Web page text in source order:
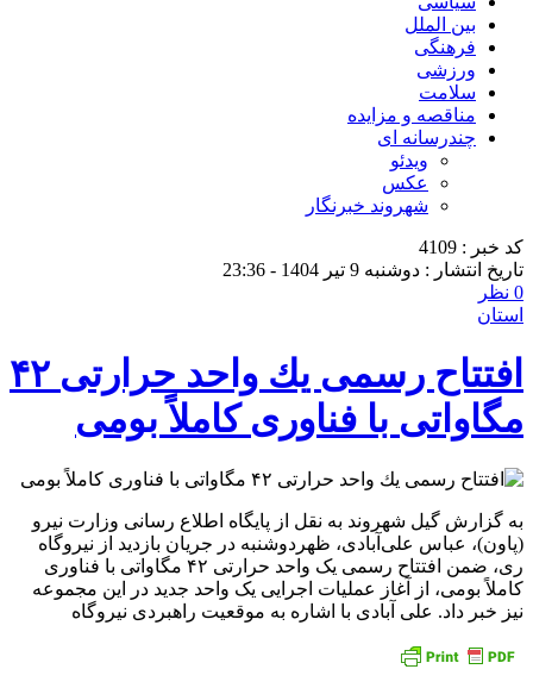
بین الملل
فرهنگی
ورزشی
سلامت
مناقصه و مزایده
چندرسانه ای
ویدئو
عکس
شهروند خبرنگار
کد خبر : 4109
تاریخ انتشار : دوشنبه 9 تیر 1404 - 23:36
0 نظر
استان
افتتاح رسمی یك واحد حرارتی ۴۲
مگاواتی با فناوری كاملاً بومی
به گزارش گیل شهروند به نقل از پایگاه اطلاع رسانی وزارت نیرو
(پاون)، عباس علی‌آبادی، ظهردوشنبه در جریان بازدید از نیروگاه
ری، ضمن افتتاح رسمی یک واحد حرارتی ۴۲ مگاواتی با فناوری
کاملاً بومی، از آغاز عملیات اجرایی یک واحد جدید در این مجموعه
نیز خبر داد. علی آبادی با اشاره به موقعیت راهبردی نیروگاه